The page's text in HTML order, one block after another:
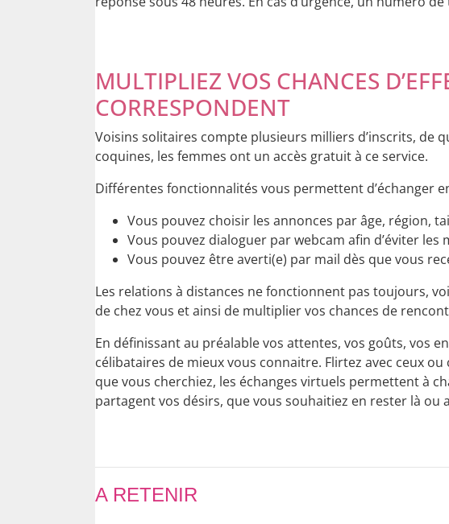
MULTIPLIEZ VOS CHANCES
CORRESPONDENT
Voisins solitaires compte plusieurs milliers d’inscrits, de
coquines, les femmes ont un accès gratuit à ce service.
Différentes fonctionnalités vous permettent d’échanger
Vous pouvez choisir les annonces par âge, région,
Vous pouvez dialoguer par webcam afin d’éviter les
Vous pouvez être averti(e) par mail dès que vous
Les relations à distances ne fonctionnent pas toujours,
de chez vous et ainsi de multiplier vos chances de
En définissant au préalable vos attentes, vos goûts, vos
célibataires de mieux vous connaitre. Flirtez avec ceux
que vous cherchiez, les échanges virtuels permettent à
partagent vos désirs, que vous souhaitiez en rester là
A RETENIR